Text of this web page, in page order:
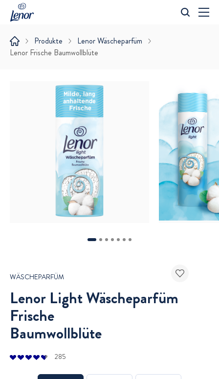
Suche
Produkte
Lenor Wäscheparfüm
Lenor Frische Baumwollblüte
1 2 3 4 5 6 7
WÄSCHEPARFÜM
Lenor Light Wäscheparfüm
Frische
Baumwollblüte
285